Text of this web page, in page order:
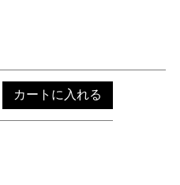
カートに入れる